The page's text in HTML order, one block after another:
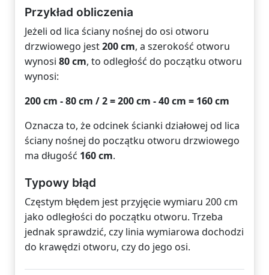
Przykład obliczenia
Jeżeli od lica ściany nośnej do osi otworu
drzwiowego jest200 cm, a szerokość otworu
wynosi 80 cm, to odległość do początku otworu
wynosi:
200 cm - 80 cm / 2 = 200 cm - 40 cm = 160 cm
Oznacza to, że odcinek ścianki działowej od lica
ściany nośnej do początku otworu drzwiowego
ma długość 160 cm.
Typowy błąd
Częstym błędem jest przyjęcie wymiaru 200 cm
jako odległości do początku otworu. Trzeba
jednak sprawdzić, czy linia wymiarowa dochodzi
do krawędzi otworu, czy do jego osi.